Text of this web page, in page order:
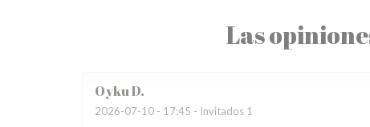
Las
OykuD
2026-07-10 - 17:45 - Invitados 1